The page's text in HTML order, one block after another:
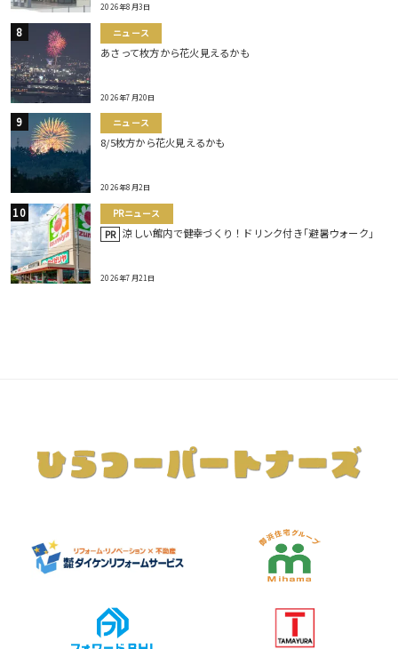
2026年8月3日
ニュース
あさって枚方から花火見えるかも
2026年7月20日
ニュース
8/5枚方から花火見えるかも
2026年8月2日
PRニュース
PR 涼しい館内で健幸づくり！ドリンク付き｢避暑ウォーク｣
2026年7月21日